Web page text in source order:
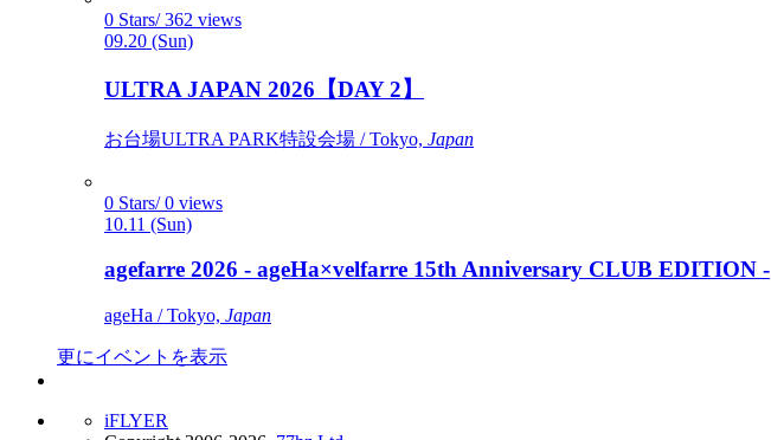
0 Stars/ 362 views
09.20 (Sun)
ULTRA JAPAN 2026【DAY 2】
お台場ULTRA PARK特設会場 / Tokyo, Japan
0 Stars/ 0 views
10.11 (Sun)
agefarre 2026 - ageHa×velfarre 15th Anniversary CLUB EDITION -
ageHa / Tokyo, Japan
更にイベントを表示
iFLYER